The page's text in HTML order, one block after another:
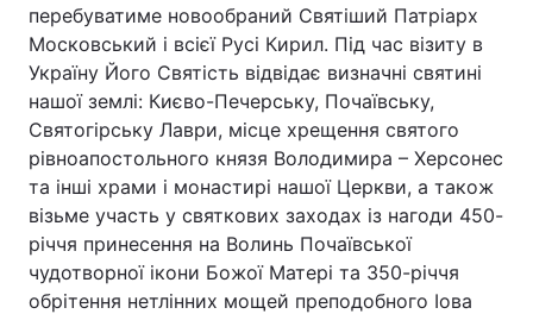
перебуватиме новообраний Святіший Патріарх
Московський і всієї Русі Кирил. Під час візиту в
Україну Його Святість відвідає визначні святині
нашої землі: Києво-Печерську, Почаївську,
Святогірську Лаври, місце хрещення святого
рівноапостольного князя Володимира – Херсонес
та інші храми і монастирі нашої Церкви, а також
візьме участь у святкових заходах із нагоди 450-
річчя принесення на Волинь Почаївської
чудотворної ікони Божої Матері та 350-річчя
обрітення нетлінних мощей преподобного Іова